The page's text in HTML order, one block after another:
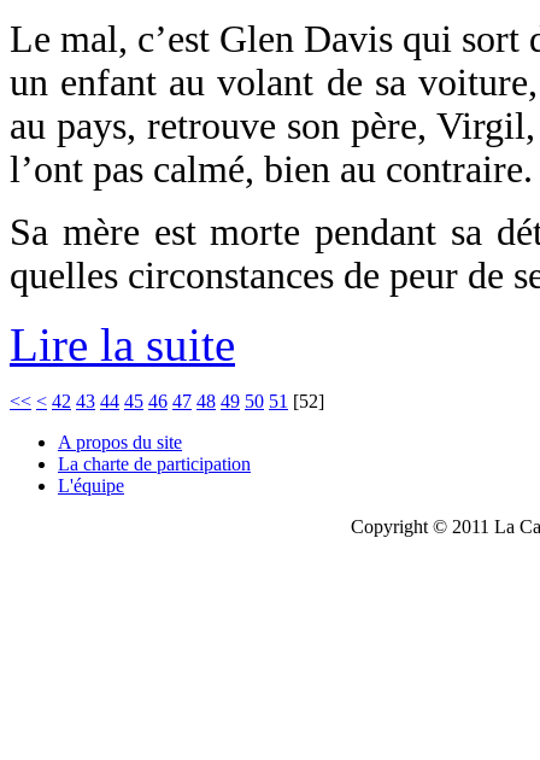
Le mal, c’est Glen Davis qui sort
un enfant au volant de sa
au pays, retrouve son père,
l’ont pas calmé, bien au contraire.
Sa mère est morte pendant sa
quelles circonstances de peur de
Lire la suite
<< < 42 43 44 45 46 47 48 49 50 51 [52]
A propos du site
La charte de participation
L'équipe
Copyright © 2011 La